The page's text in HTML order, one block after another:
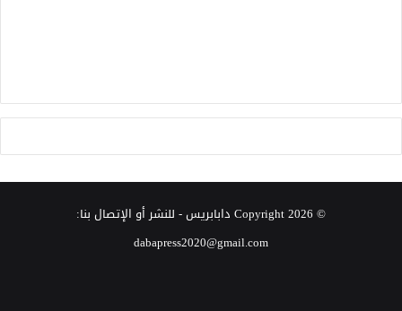
© Copyright 2026 دابابريس- للنشر أو الإتصال بنا:
dabapress2020@gmail.com